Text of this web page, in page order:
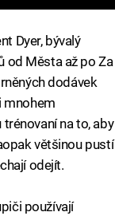
Dyer, bývalý
od Města až po Za
dodávek
mnohem
na to, aby
většinou pustí
odejít.
používají